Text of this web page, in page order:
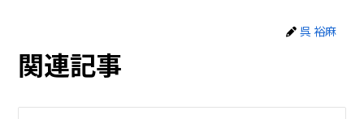
呉 裕麻
関連記事